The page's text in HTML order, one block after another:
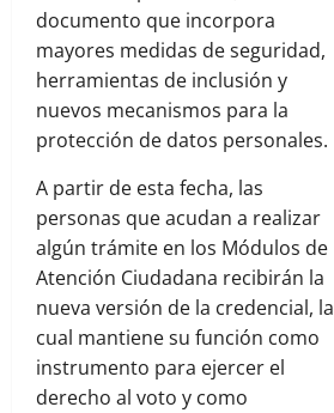
documento que incorpora
mayores medidas de seguridad,
herramientas de inclusión y
nuevos mecanismos para la
protección de datos personales.
A partir de esta fecha, las
personas que acudan a realizar
algún trámite en los Módulos de
Atención Ciudadana recibirán la
nueva versión de la credencial, la
cual mantiene su función como
instrumento para ejercer el
derecho al voto y como